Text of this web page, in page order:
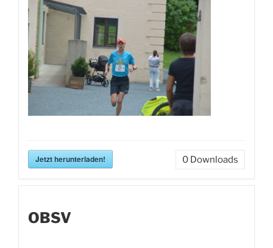
Jetzt herunterladen! 0 Downloads
OBSV